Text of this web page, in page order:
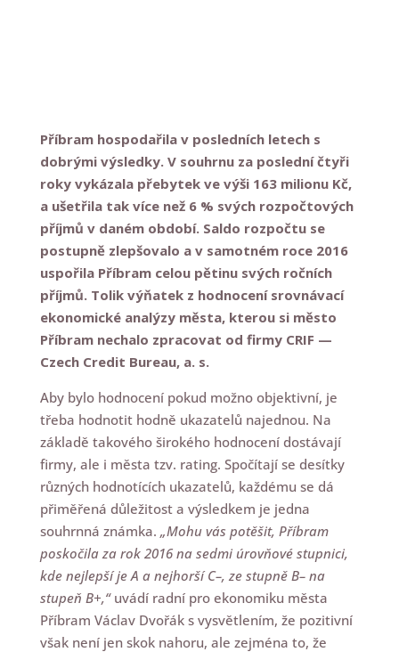
Příbram hospodařila v posledních letech s
dobrými výsledky. V souhrnu za poslední čtyři
roky vykázala přebytek ve výši 163 milionu Kč,
a ušetřila tak více než 6 % svých rozpočtových
příjmů v daném období. Saldo rozpočtu se
postupně zlepšovalo a v samotném roce 2016
uspořila Příbram celou pětinu svých ročních
příjmů. Tolik výňatek z hodnocení srovnávací
ekonomické analýzy města, kterou si město
Příbram nechalo zpracovat od firmy CRIF —
Czech Credit Bureau, a. s.
Aby bylo hodnocení pokud možno objektivní, je
třeba hodnotit hodně ukazatelů najednou. Na
základě takového širokého hodnocení dostávají
firmy, ale i města tzv. rating. Spočítají se desítky
různých hodnotících ukazatelů, každému se dá
přiměřená důležitost a výsledkem je jedna
souhrnná známka. „Mohu vás potěšit, Příbram
poskočila za rok 2016 na sedmi úrovňové stupnici,
kde nejlepší je A a nejhorší C–, ze stupně B– na
stupeň B+,“uvádí radní pro ekonomiku města
Příbram Václav Dvořák s vysvětlením, že pozitivní
však není jen skok nahoru, ale zejména to, že